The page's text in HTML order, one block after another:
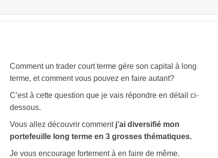
Comment un trader court terme gère son capital à long
terme, et comment vous pouvez en faire autant?
C’est à cette question que je vais répondre en détail ci-
dessous.
Vous allez découvrir commentj’ai diversifié mon
portefeuille long terme en 3 grosses thématiques.
Je vous encourage fortement à en faire de même.